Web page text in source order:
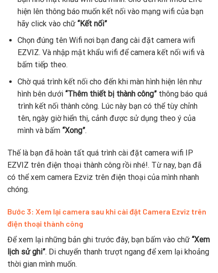
hiện lên thông báo muốn kết nối vào mạng wifi của bạn
hãy click vào chữ “Kết nối”
Chọn đúng tên Wifi nơi bạn đang cài đặt camera wifi
EZVIZ. Và nhập mật khẩu wifi để camera kết nối wifi và
bấm tiếp theo.
Chờ quá trình kết nối cho đến khi màn hình hiện lên như
hình bên dưới “Thêm thiết bị thành công”thông báo quá
trình kết nối thành công. Lúc này bạn có thể tùy chỉnh
tên, ngày giờ hiển thị, cảnh được sử dụng theo ý của
mình và bấm “Xong”.
Thế là bạn đã hoàn tất quá trình cài đặt camera wifi IP
EZVIZ trên điện thoại thành công rồi nhé!. Từ nay, bạn đã
có thể xem camera Ezviz trên điện thoại của mình nhanh
chóng.
Bước 3: Xem lại camera sau khi cài đặt Camera Ezviz trên
điện thoại thành công
Để xem lại những bản ghi trước đây, bạn bấm vào chữ “Xem
lịch sử ghi”. Di chuyển thanh trượt ngang để xem lại khoảng
thời gian mình muốn.